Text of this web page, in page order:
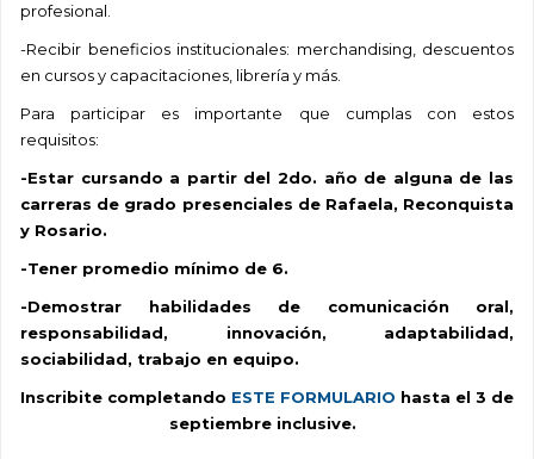
profesional.
-Recibir beneficios institucionales: merchandising, descuentos
en cursos y capacitaciones, librería y más.
Para participar es importante que cumplas con estos
requisitos:
-Estar cursando a partir del 2do. año de alguna de las
carreras de grado presenciales de Rafaela, Reconquista
y Rosario.
-Tener promedio mínimo de 6.
-Demostrar habilidades de comunicación oral,
responsabilidad, innovación, adaptabilidad,
sociabilidad, trabajo en equipo.
Inscribite completando ESTE FORMULARIO hasta el 3 de
septiembre inclusive.